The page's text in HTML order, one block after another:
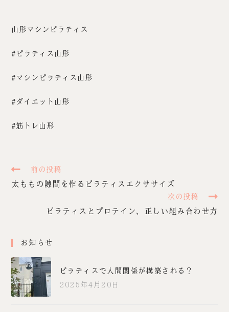
山形マシンピラティス
#ピラティス山形
#マシンピラティス山形
#ダイエット山形
#筋トレ山形
前の投稿
太ももの隙間を作るピラティスエクササイズ
次の投稿
ピラティスとプロテイン、正しい組み合わせ方
お知らせ
ピラティスで人間関係が構築される？
2025年4月20日